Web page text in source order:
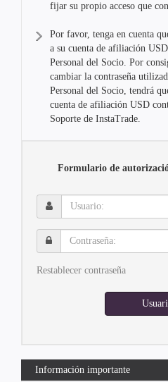
fijar su propio acceso que
Por favor, tenga en cuenta
a su cuenta de afiliación
Personal del Socio. Por
cambiar la contraseña
Personal del Socio, tendrá
cuenta de afiliación USD
Soporte de InstaTrade.
Formulario de
Usuario:
Contraseña:
Restablecer contraseña
Información importante